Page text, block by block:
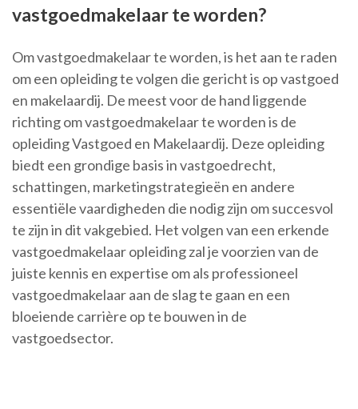
vastgoedmakelaar te worden?
Om vastgoedmakelaar te worden, is het aan te raden
om een opleiding te volgen die gericht is op vastgoed
en makelaardij. De meest voor de hand liggende
richting om vastgoedmakelaar te worden is de
opleiding Vastgoed en Makelaardij. Deze opleiding
biedt een grondige basis in vastgoedrecht,
schattingen, marketingstrategieën en andere
essentiële vaardigheden die nodig zijn om succesvol
te zijn in dit vakgebied. Het volgen van een erkende
vastgoedmakelaar opleiding zal je voorzien van de
juiste kennis en expertise om als professioneel
vastgoedmakelaar aan de slag te gaan en een
bloeiende carrière op te bouwen in de
vastgoedsector.